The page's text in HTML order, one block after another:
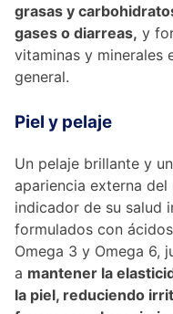
grasas y
gases o diarreas, y
vitaminas y minerales
general.
Piel y pelaje
Un pelaje brillante y
apariencia externa
indicador de su salud
formulados con
Omega 3 y Omega 6,
a mantener la
la piel, reduciendo